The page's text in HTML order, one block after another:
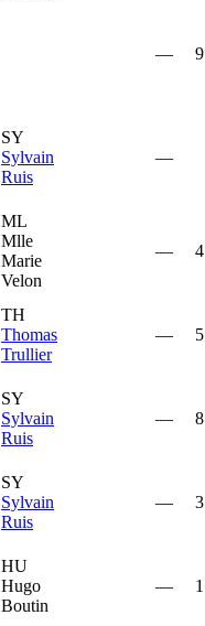
— 9
SY
Sylvain
Ruis
—
ML
Mlle
Marie
Velon
— 4
TH
Thomas
Trullier
— 5
SY
Sylvain
Ruis
— 8
SY
Sylvain
Ruis
— 3
HU
Hugo
Boutin
— 1